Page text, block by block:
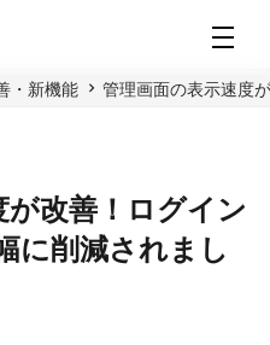
・新機能 管理画面の表示速度
改善！ログイン
に削減されまし